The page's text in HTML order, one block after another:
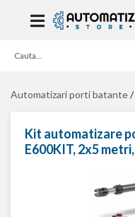
Automatizari porti batante/
Kit automatizare
E600KIT, 2x5